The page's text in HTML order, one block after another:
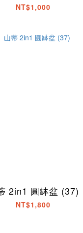
NT$1,000
2in1 圓缽盆 (37)
NT$1,800